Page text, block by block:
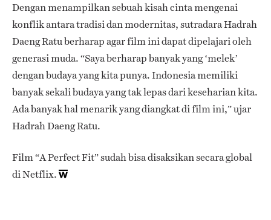
Dengan menampilkan sebuah kisah cinta mengenai
konflik antara tradisi dan modernitas, sutradara Hadrah
Daeng Ratu berharap agar film ini dapat dipelajari oleh
generasi muda. “Saya berharap banyak yang ‘melek’
dengan budaya yang kita punya. Indonesia memiliki
banyak sekali budaya yang tak lepas dari keseharian kita.
Ada banyak hal menarik yang diangkat di film ini,” ujar
Hadrah Daeng Ratu.
Film “A Perfect Fit” sudah bisa disaksikan secara global
di Netflix.